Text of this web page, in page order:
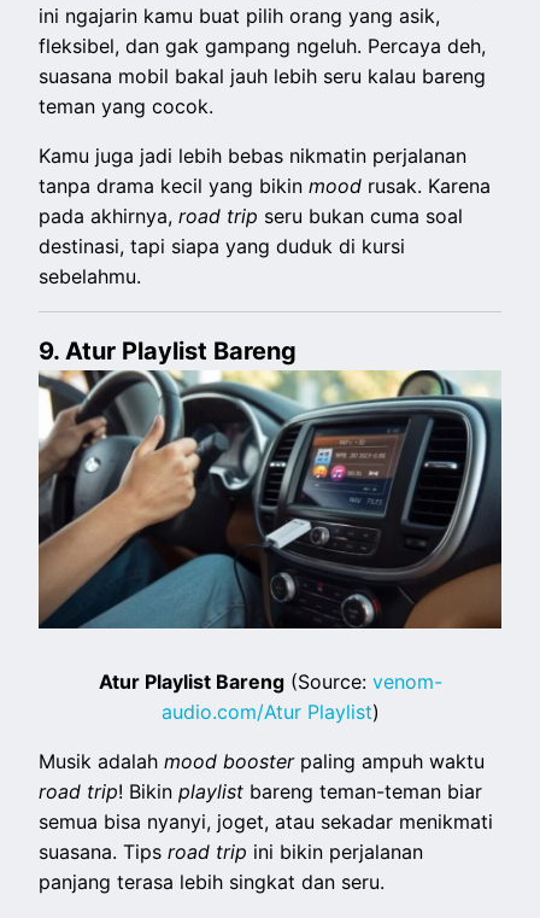
ini ngajarin kamu buat pilih orang yang asik,
fleksibel, dan gak gampang ngeluh. Percaya deh,
suasana mobil bakal jauh lebih seru kalau bareng
teman yang cocok.
Kamu juga jadi lebih bebas nikmatin perjalanan
tanpa drama kecil yang bikinmood rusak. Karena
pada akhirnya,road trip seru bukan cuma soal
destinasi, tapi siapa yang duduk di kursi
sebelahmu.
9. Atur Playlist Bareng
Atur Playlist Bareng(Source: venom-
audio.com/Atur Playlist)
Musik adalahmood booster paling ampuh waktu
road trip! Bikinplaylist bareng teman-teman biar
semua bisa nyanyi, joget, atau sekadar menikmati
suasana. Tipsroad trip ini bikin perjalanan
panjang terasa lebih singkat dan seru.